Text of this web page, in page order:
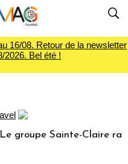
16/08. Retour de la newsletter
2026. Bel été !
groupe Sainte-Claire